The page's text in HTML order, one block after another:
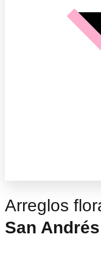
Arreglos
San Andrés